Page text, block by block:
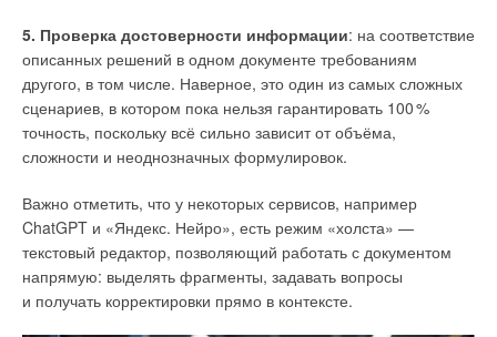
5. Проверка достоверности информации: на соответствие
описанных решений в одном документе требованиям
другого, в том числе. Наверное, это один из самых сложных
сценариев, в котором пока нельзя гарантировать 100%
точность, поскольку всё сильно зависит от объёма,
сложности и неоднозначных формулировок.
Важно отметить, что у некоторых сервисов, например
ChatGPT и «Яндекс. Нейро», есть режим «холста» —
текстовый редактор, позволяющий работать с документом
напрямую: выделять фрагменты, задавать вопросы
и получать корректировки прямо в контексте.
Образец карбонатных отложений
Мельничный комплекс Барбегаль
Одним из наиболее значительных открытий стало